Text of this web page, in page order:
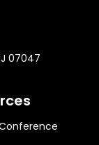
07047